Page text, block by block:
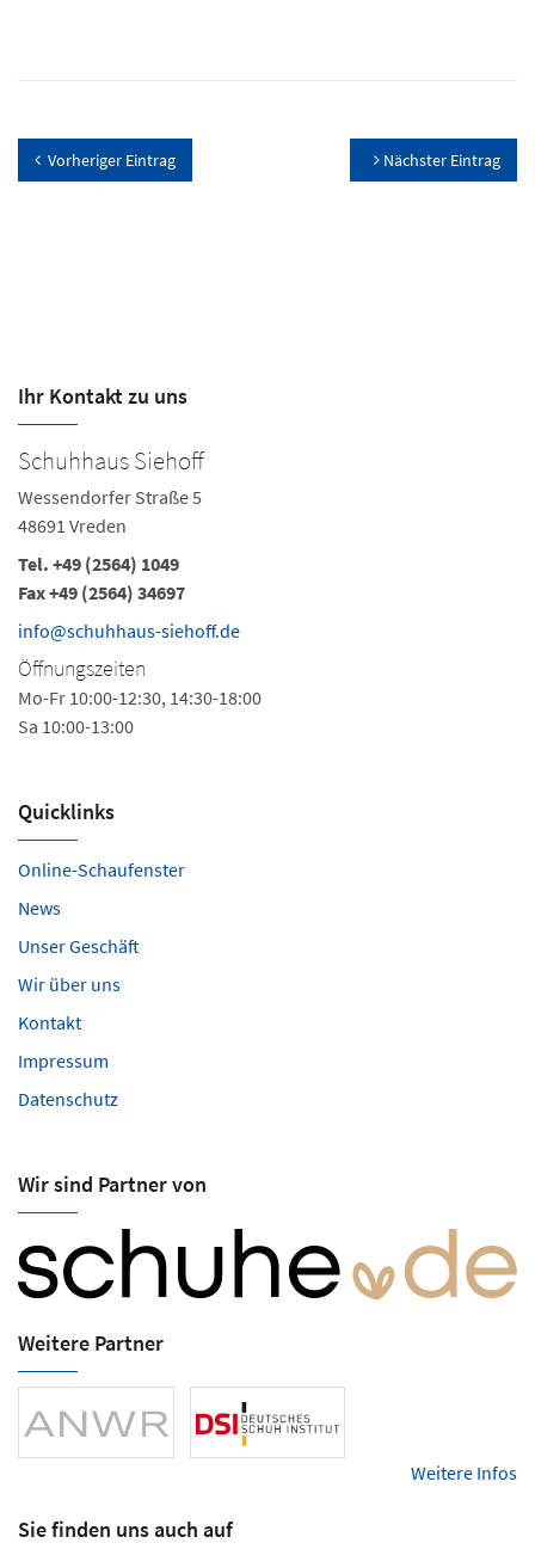
Vorheriger Eintrag Nächster Eintrag
Ihr Kontakt zu uns
Schuhhaus Siehoff
Wessendorfer Straße 5
48691 Vreden
Tel. +49 (2564) 1049
Fax +49 (2564) 34697
info@schuhhaus-siehoff.de
Öffnungszeiten
Mo-Fr 10:00-12:30, 14:30-18:00
Sa 10:00-13:00
Quicklinks
Online-Schaufenster
News
Unser Geschäft
Wir über uns
Kontakt
Impressum
Datenschutz
Wir sind Partner von
Weitere Partner
Weitere Infos
Sie finden uns auch auf